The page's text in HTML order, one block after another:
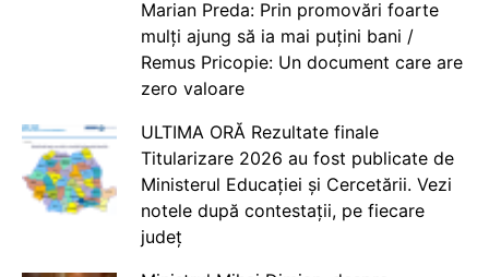
Marian Preda: Prin promovări foarte
mulți ajung să ia mai puțini bani /
Remus Pricopie: Un document care are
zero valoare
ULTIMA ORĂ Rezultate finale
Titularizare 2026 au fost publicate de
Ministerul Educației și Cercetării. Vezi
notele după contestații, pe fiecare
județ